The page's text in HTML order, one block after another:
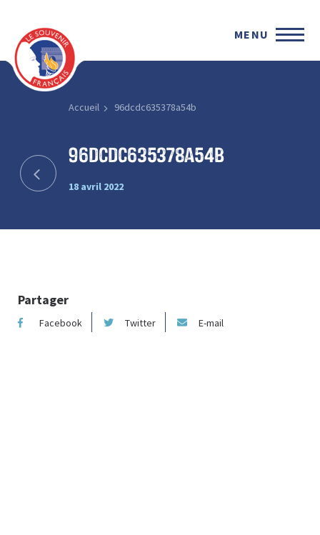
MENU
Accueil 96dcdc635378a54b
96dcdc635378a54b
18 avril 2022
Partager
Facebook Twitter E-mail